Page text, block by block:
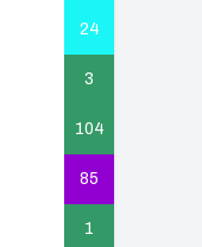
24
3
104
85
1